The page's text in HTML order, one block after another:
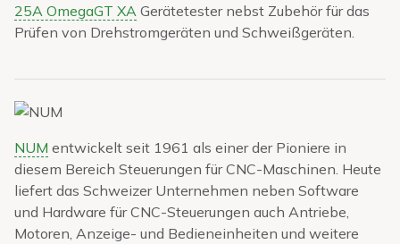
25A OmegaGT XA Gerätetester nebst Zubehör für das
Prüfen von Drehstromgeräten und Schweißgeräten.
NUM entwickelt seit 1961 als einer der Pioniere in
diesem Bereich Steuerungen für CNC-Maschinen. Heute
liefert das Schweizer Unternehmen neben Software
und Hardware für CNC-Steuerungen auch Antriebe,
Motoren, Anzeige- und Bedieneinheiten und weitere